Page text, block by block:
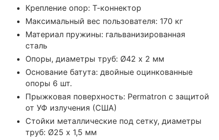
Крепление опор: Т-коннектор
Максимальный вес пользователя: 170 кг
Материал пружины: гальванизированная
сталь
Опоры, диаметры труб: Ø42 х 2 мм
Основание батута: двойные оцинкованные
опоры 6 шт.
Прыжковая поверхность: Permatron с защитой
от УФ излучения (США)
Стойки металлические под сетку, диаметры
труб: Ø25 х 1,5 мм